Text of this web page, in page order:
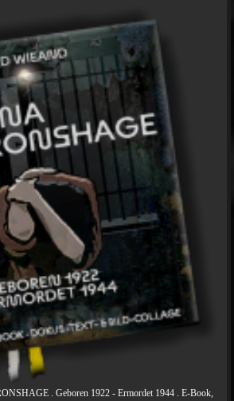
. Geboren 1922 - Ermordet 1944 . E-Book,